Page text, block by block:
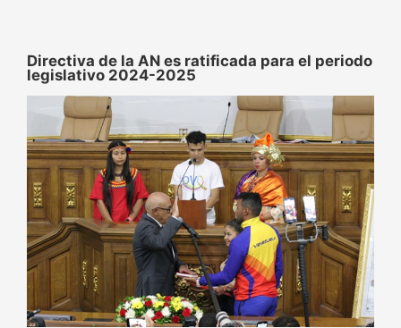
Directiva de la AN es ratificada para el periodo
legislativo 2024-2025